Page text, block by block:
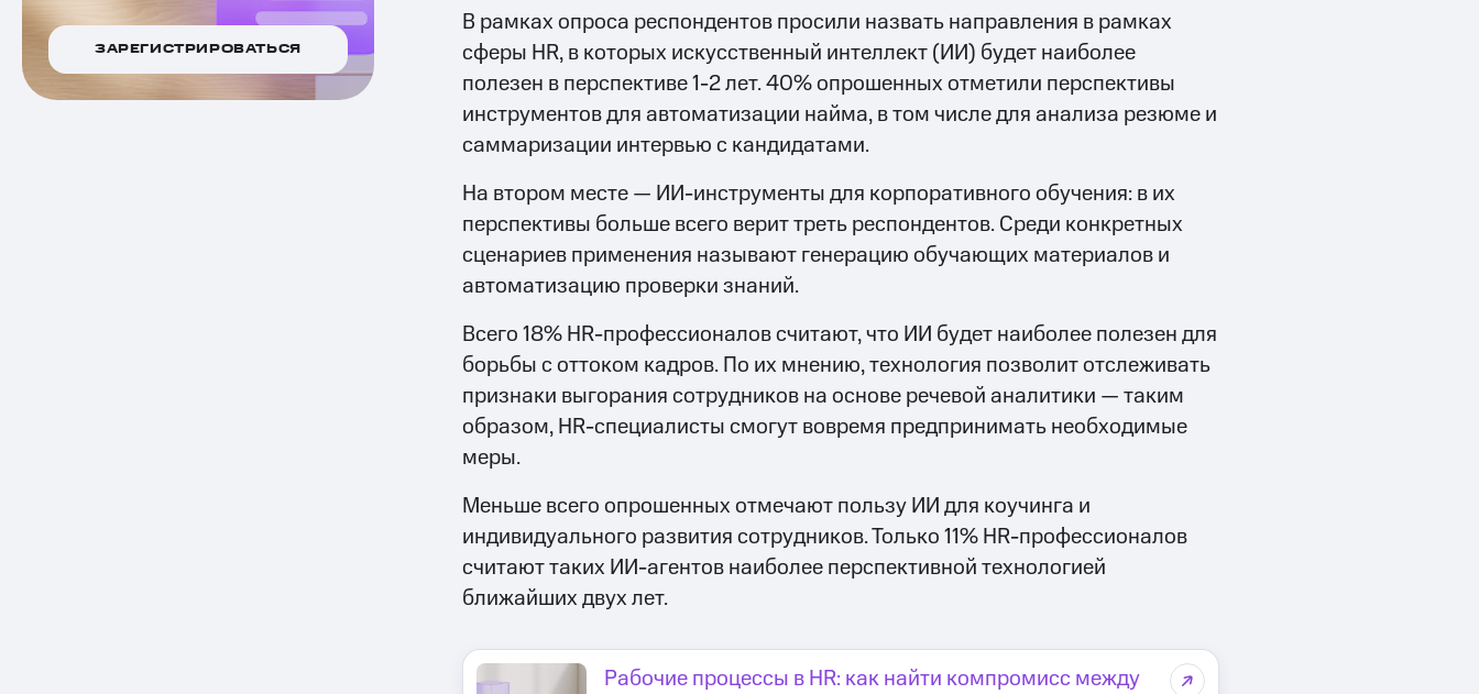
ЗАРЕГИСТРИРОВАТЬСЯ
В рамках опроса респондентов просили назвать направления в рамках
сферы HR, в которых искусственный интеллект (ИИ) будет наиболее
полезен в перспективе 1-2 лет. 40% опрошенных отметили перспективы
инструментов для автоматизации найма, в том числе для анализа резюме и
саммаризации интервью с кандидатами.
На втором месте — ИИ-инструменты для корпоративного обучения: в их
перспективы больше всего верит треть респондентов. Среди конкретных
сценариев применения называют генерацию обучающих материалов и
автоматизацию проверки знаний.
Всего 18% HR-профессионалов считают, что ИИ будет наиболее полезен для
борьбы с оттоком кадров. По их мнению, технология позволит отслеживать
признаки выгорания сотрудников на основе речевой аналитики — таким
образом, HR-специалисты смогут вовремя предпринимать необходимые
меры.
Меньше всего опрошенных отмечают пользу ИИ для коучинга и
индивидуального развития сотрудников. Только 11% HR-профессионалов
считают таких ИИ-агентов наиболее перспективной технологией
ближайших двух лет.
Рабочие процессы в HR: как найти компромисс между